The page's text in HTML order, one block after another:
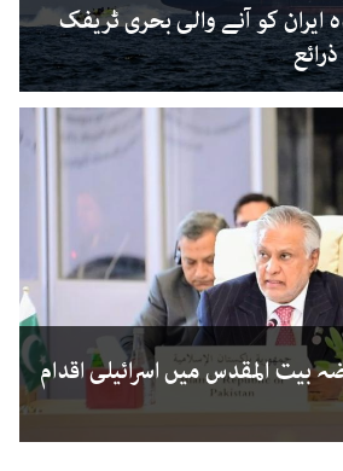
ایران کو آنے والی بحری ٹریفک
بیت المقدس میں اسرائیلی اقدام